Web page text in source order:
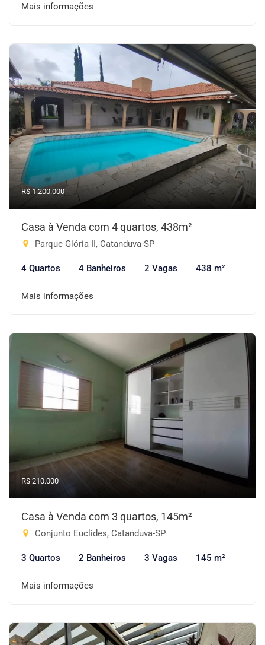
Mais informações
R$ 1.200.000
Casa à Venda com 4 quartos, 438m²
Parque Glória II, Catanduva-SP
4 Quartos 4 Banheiros 2 Vagas 438 m²
Mais informações
R$ 210.000
Casa à Venda com 3 quartos, 145m²
Conjunto Euclides, Catanduva-SP
3 Quartos 2 Banheiros 3 Vagas 145 m²
Mais informações